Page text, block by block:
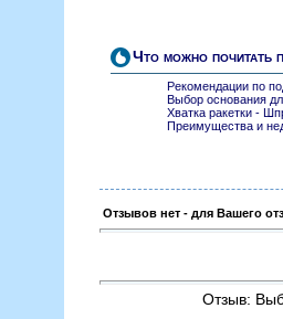
Что можно почитать
Рекомендации по
Выбор основания
Хватка ракетки -
Преимущества и
Отзывов нет - для Вашего
Отзыв: